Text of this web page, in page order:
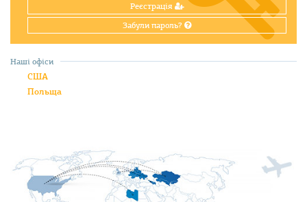
Реєстрація
Забули пароль?
Наші офіси
США
Польща